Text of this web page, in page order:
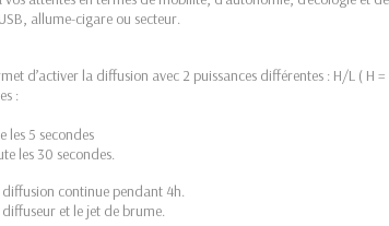
allume-cigare ou secteur.
d’activer la diffusion avec 2 puissances différentes : H/L ( H
:
les 5 secondes
les 30 secondes.
continue pendant 4h.
et le jet de brume.